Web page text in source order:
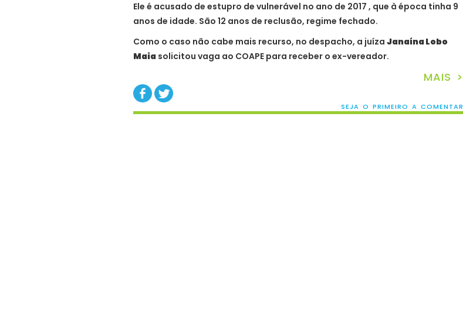
Ele é acusado de estupro de vulnerável no ano de 2017 , que à época tinha 9
anos de idade. São 12 anos de reclusão, regime fechado.
Como o caso não cabe mais recurso, no despacho, a juíza Janaína Lobo
Maia solicitou vaga ao COAPE para receber o ex-vereador.
MAIS >
SEJA O PRIMEIRO A COMENTAR